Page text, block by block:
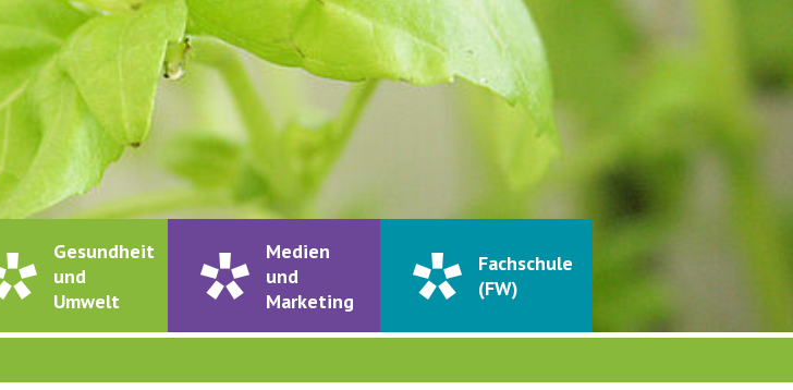
Gesundheit
und
Umwelt
Medien
und
Marketing
Fachschule
(FW)